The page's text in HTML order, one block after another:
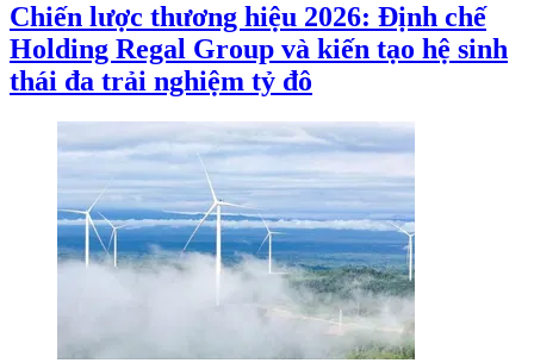
Chiến lược thương hiệu 2026: Định chế
Holding Regal Group và kiến tạo hệ sinh
thái đa trải nghiệm tỷ đô